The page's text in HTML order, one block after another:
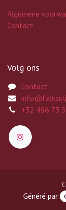
Algemene
Contact
Volg ons
Contact
+32 496 73
Généré par